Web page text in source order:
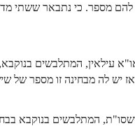
להם מספר. כי נתבאר ששתי
עילאין, המתלבשים
יש לה מבחינה זו מספר של
המתלבשים בנוקבא